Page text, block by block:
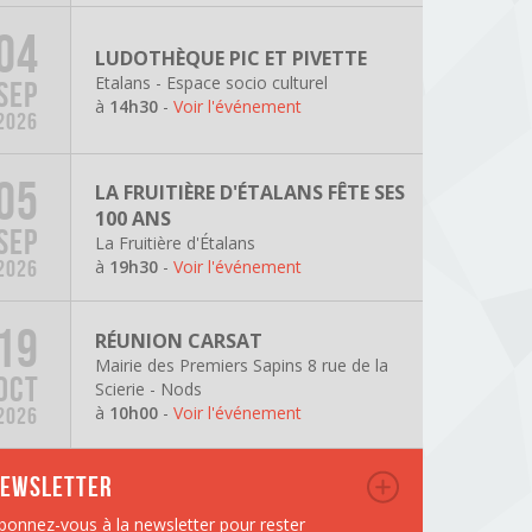
LUDOTHÈQUE PIC ET PIVETTE
Etalans - Espace socio culturel
à 14h30 -Voir l'événement
LA FRUITIÈRE D'ÉTALANS FÊTE SES
100 ANS
La Fruitière d'Étalans
à 19h30 -Voir l'événement
RÉUNION CARSAT
Mairie des Premiers Sapins 8 rue de la
Scierie - Nods
à 10h00 -Voir l'événement
vous à la newsletter pour rester